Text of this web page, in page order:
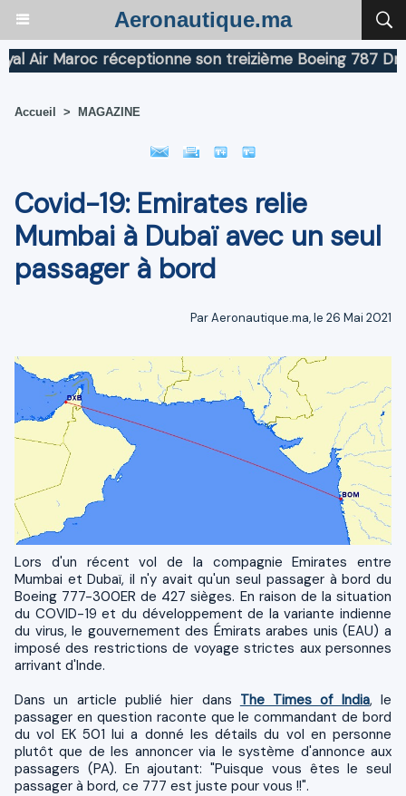
Aeronautique.ma
Maroc réceptionne son treizième Boeing 787
Accueil > MAGAZINE
Covid-19: Emirates relie
Mumbai à Dubaï avec un seul
passager à bord
Par Aeronautique.ma, le 26 Mai 2021
Lors d'un récent vol de la compagnie Emirates entre
Mumbai et Dubaï, il n'y avait qu'un seul passager à bord du
Boeing 777-300ER de 427 sièges. En raison de la situation
du COVID-19 et du développement de la variante indienne
du virus, le gouvernement des Émirats arabes unis (EAU) a
imposé des restrictions de voyage strictes aux personnes
arrivant d'Inde.
Dans un article publié hier dans The Times of India, le
passager en question raconte que le commandant de bord
du vol EK 501 lui a donné les détails du vol en personne
plutôt que de les annoncer via le système d'annonce aux
passagers (PA). En ajoutant: "Puisque vous êtes le seul
passager à bord, ce 777 est juste pour vous !!".